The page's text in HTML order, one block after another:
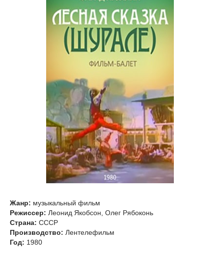
Жанр: музыкальный фильм
Режиссер: Леонид Якобсон, Олег Рябоконь
Страна: СССР
Производство: Лентелефильм
Год: 1980